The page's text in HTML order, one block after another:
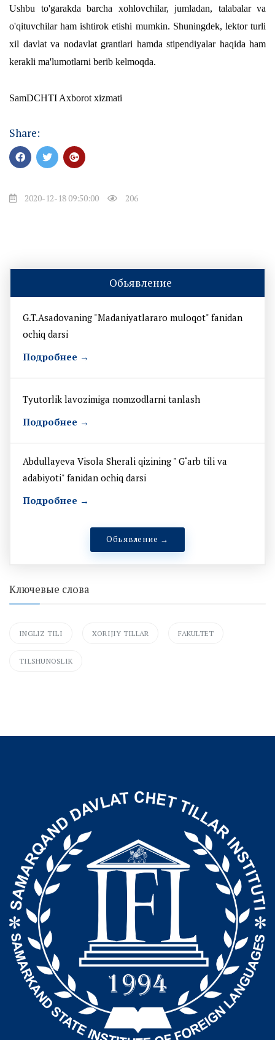
Ushbu to'garakda barcha xohlovchilar, jumladan, talabalar va
o'qituvchilar ham ishtirok etishi mumkin. Shuningdek, lektor turli
xil davlat va nodavlat grantlari hamda stipendiyalar haqida ham
kerakli ma'lumotlarni berib kelmoqda.
SamDCHTI Axborot xizmati
Share:
2020-12-18 09:50:00 206
Обьявление
G.T.Asadovaning "Madaniyatlararo muloqot" fanidan
ochiq darsi
Подробнее →
Tyutorlik lavozimiga nomzodlarni tanlash
Подробнее →
Abdullayeva Visola Sherali qizining " G‘arb tili va
adabiyoti" fanidan ochiq darsi
Подробнее →
Обьявление →
Ключевые слова
INGLIZ TILI XORIJIY TILLAR FAKULTET
TILSHUNOSLIK